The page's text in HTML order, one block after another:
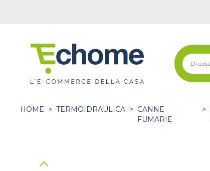
HOME > TERMOIDRAULICA > CANNE
FUMARIE
>